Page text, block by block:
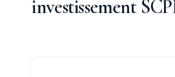
investissement